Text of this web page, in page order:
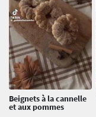
Beignets à la cannelle
et aux pommes